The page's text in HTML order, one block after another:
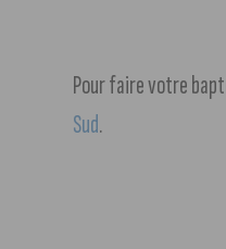
Pour faire votre
Sud.